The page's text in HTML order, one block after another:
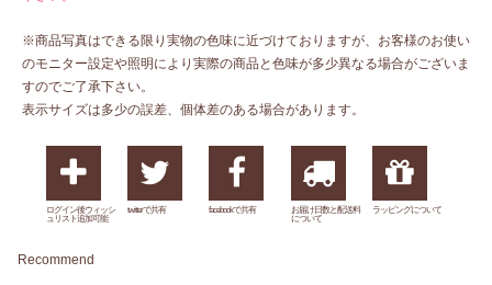
※商品写真はできる限り実物の色味に近づけておりますが、お客様のお使い
のモニター設定や照明により実際の商品と色味が多少異なる場合がございま
すのでご了承下さい。
表示サイズは多少の誤差、個体差のある場合があります。
ログイン後ウィッシ
ュリスト追加可能
twitterで共有 facebookで共有
お届け日数と配送料
について
ラッピングについて
Recommend